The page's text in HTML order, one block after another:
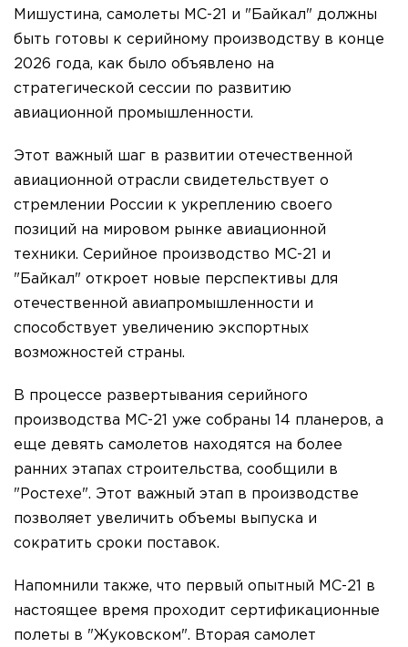
Мишустина, самолеты МС-21 и "Байкал" должны
быть готовы к серийному производству в конце
2026 года, как было объявлено на
стратегической сессии по развитию
авиационной промышленности.
Этот важный шаг в развитии отечественной
авиационной отрасли свидетельствует о
стремлении России к укреплению своего
позиций на мировом рынке авиационной
техники. Серийное производство МС-21 и
"Байкал" откроет новые перспективы для
отечественной авиапромышленности и
способствует увеличению экспортных
возможностей страны.
В процессе развертывания серийного
производства МС-21 уже собраны 14 планеров, а
еще девять самолетов находятся на более
ранних этапах строительства, сообщили в
"Ростехе". Этот важный этап в производстве
позволяет увеличить объемы выпуска и
сократить сроки поставок.
Напомнили также, что первый опытный МС-21 в
настоящее время проходит сертификационные
полеты в "Жуковском". Вторая самолет